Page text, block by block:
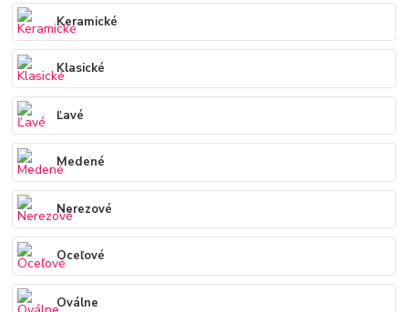
Keramické
Klasické
Ľavé
Medené
Nerezové
Oceľové
Oválne